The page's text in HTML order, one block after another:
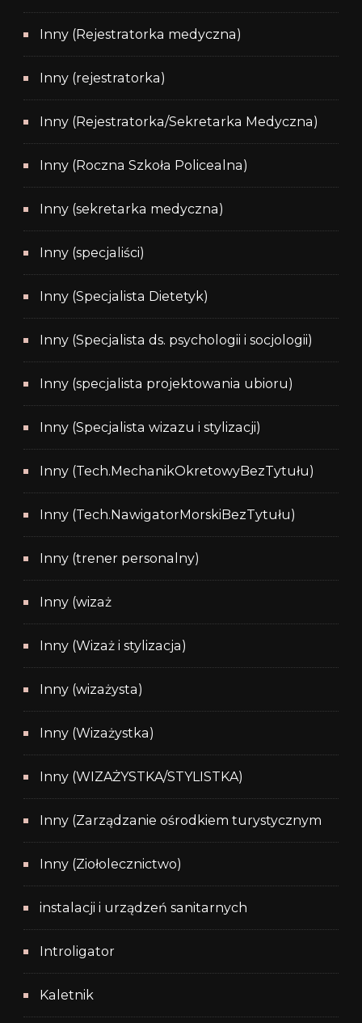
Inny (Rejestratorka medyczna)
Inny (rejestratorka)
Inny (Rejestratorka/Sekretarka Medyczna)
Inny (Roczna Szkoła Policealna)
Inny (sekretarka medyczna)
Inny (specjaliści)
Inny (Specjalista Dietetyk)
Inny (Specjalista ds. psychologii i socjologii)
Inny (specjalista projektowania ubioru)
Inny (Specjalista wizazu i stylizacji)
Inny (Tech.MechanikOkretowyBezTytułu)
Inny (Tech.NawigatorMorskiBezTytułu)
Inny (trener personalny)
Inny (wizaż
Inny (Wizaż i stylizacja)
Inny (wizażysta)
Inny (Wizażystka)
Inny (WIZAŻYSTKA/STYLISTKA)
Inny (Zarządzanie ośrodkiem turystycznym
Inny (Ziołolecznictwo)
instalacji i urządzeń sanitarnych
Introligator
Kaletnik